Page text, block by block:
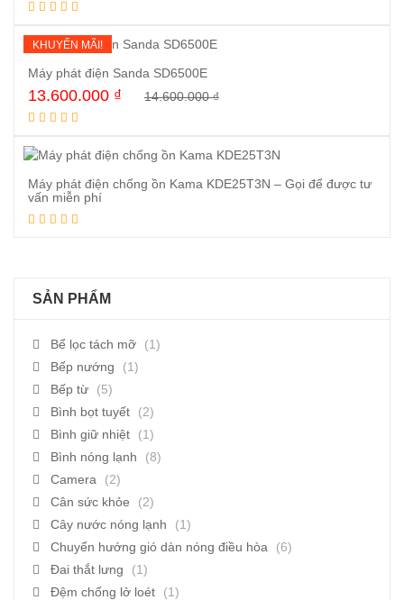
KHUYẾN MÃI!
Máy phát điện Sanda SD6500E
14.600.000₫
13.600.000 ₫
Máy phát điện chống ồn Kama KDE25T3N – Gọi để được tư
vấn miễn phí
SẢN PHẨM
Bể lọc tách mỡ
(1)
Bếp nướng
(1)
Bếp từ
(5)
Bình bọt tuyết
(2)
Bình giữ nhiệt
(1)
Bình nóng lạnh
(8)
Camera
(2)
Cân sức khỏe
(2)
Cây nước nóng lạnh
(1)
Chuyển hướng gió dàn nóng điều hòa
(6)
Đai thắt lưng
(1)
Đệm chống lở loét
(1)